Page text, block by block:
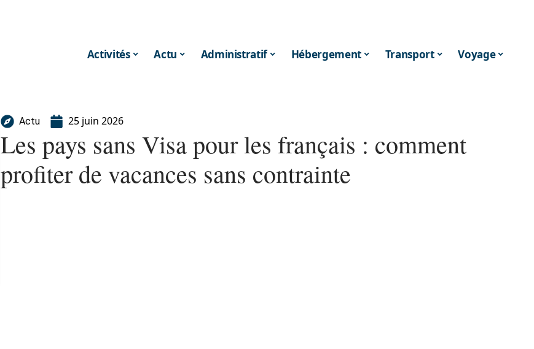
Activités Actu Administratif Hébergement Transport Voyage
Actu 25 juin 2026
Les pays sans Visa pour les français : comment
profiter de vacances sans contrainte